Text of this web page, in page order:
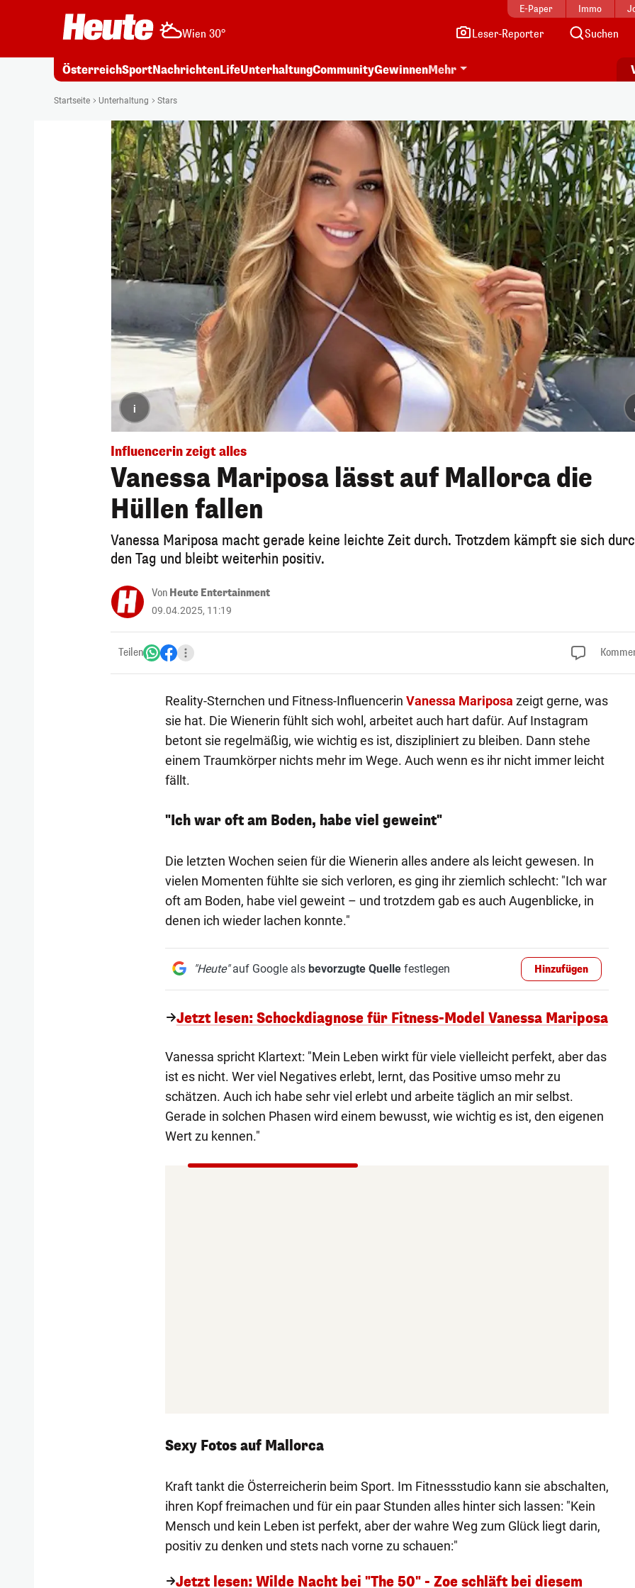
E-Paper Immo
Wien 30° Leser-Reporter Suchen
ÖsterreichSportNachrichtenLifeUnterhaltungCommunityGewinnenMehr
Startseite Unterhaltung Stars
i
Influencerin zeigt alles
Vanessa Mariposa lässt auf Mallorca die
Hüllen fallen
Vanessa Mariposa macht gerade keine leichte Zeit durch. Trotzdem kämpft sie sich
den Tag und bleibt weiterhin positiv.
Von Heute Entertainment
09.04.2025, 11:19
Teilen
Reality-Sternchen und Fitness-Influencerin Vanessa Mariposa zeigt gerne, was
sie hat. Die Wienerin fühlt sich wohl, arbeitet auch hart dafür. Auf Instagram
betont sie regelmäßig, wie wichtig es ist, diszipliniert zu bleiben. Dann stehe
einem Traumkörper nichts mehr im Wege. Auch wenn es ihr nicht immer leicht
fällt.
"Ich war oft am Boden, habe viel geweint"
Die letzten Wochen seien für die Wienerin alles andere als leicht gewesen. In
vielen Momenten fühlte sie sich verloren, es ging ihr ziemlich schlecht: "Ich war
oft am Boden, habe viel geweint – und trotzdem gab es auch Augenblicke, in
denen ich wieder lachen konnte."
"Heute"auf Google als bevorzugte Quellefestlegen Hinzufügen
Jetzt lesen: Schockdiagnose für Fitness-Model Vanessa Mariposa
Vanessa spricht Klartext: "Mein Leben wirkt für viele vielleicht perfekt, aber das
ist es nicht. Wer viel Negatives erlebt, lernt, das Positive umso mehr zu
schätzen. Auch ich habe sehr viel erlebt und arbeite täglich an mir selbst.
Gerade in solchen Phasen wird einem bewusst, wie wichtig es ist, den eigenen
Wert zu kennen."
Sexy Fotos auf Mallorca
Kraft tankt die Österreicherin beim Sport. Im Fitnessstudio kann sie abschalten,
ihren Kopf freimachen und für ein paar Stunden alles hinter sich lassen: "Kein
Mensch und kein Leben ist perfekt, aber der wahre Weg zum Glück liegt darin,
positiv zu denken und stets nach vorne zu schauen:"
Jetzt lesen: Wilde Nacht bei "The 50" - Zoe schläft bei diesem